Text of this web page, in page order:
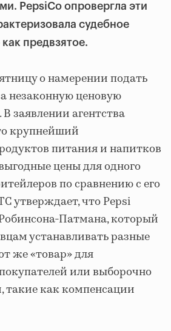
PepsiCo опровергла эти
судебное
предвзятое.
о намерении подать
незаконную ценовую
заявлении агентства
крупнейший
питания и напитков
цены для одного
по сравнению с его
утверждает, что Pepsi
Патмана, который
устанавливать разные
же «товар» для
или выборочно
такие как компенсации